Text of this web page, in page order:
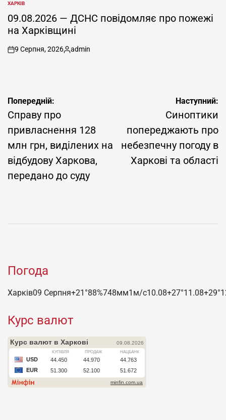
ОПУБЛІКУВАТИ
У
ХАРКІВ
09.08.2026 — ДСНС повідомляє про пожежі
на Харківщині
on
9 Серпня, 2026
Опубліковано
admin
Навігація
записів
Попередній:
Справу про
привласнення 128
млн грн, виділених на
відбудову Харкова,
передано до суду
Наступний:
Синоптики
попереджають про
небезпечну погоду в
Харкові та області
Погода
Харків09 Серпня+21°88%748мм1 м/c10.08+27°11.08+29°
Курс валют